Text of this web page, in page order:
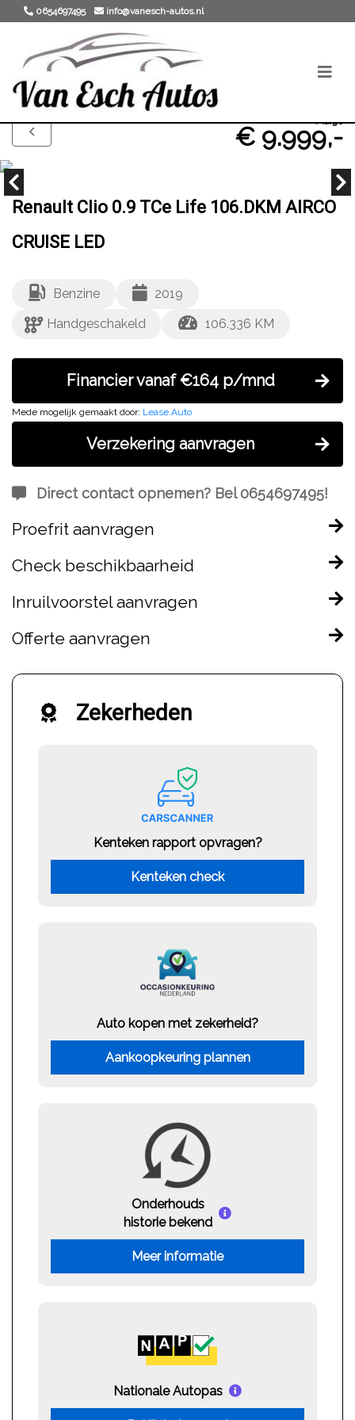
0654697495 info@vanesch-autos.nl
Marge
€ 9.999,-
Renault Clio 0.9 TCe Life 106.DKM AIRCO
CRUISE LED
Benzine
2019
Handgeschakeld
106.336 KM
Financier vanaf €164 p/mnd
Mede mogelijk gemaakt door: Lease.Auto
Verzekering aanvragen
Direct contact opnemen? Bel 0654697495!
Proefrit aanvragen
Check beschikbaarheid
Inruilvoorstel aanvragen
Offerte aanvragen
Zekerheden
Kenteken rapport opvragen?
Kenteken check
Auto kopen met zekerheid?
Aankoopkeuring plannen
Onderhouds
historie bekend
Meer informatie
Nationale Autopas